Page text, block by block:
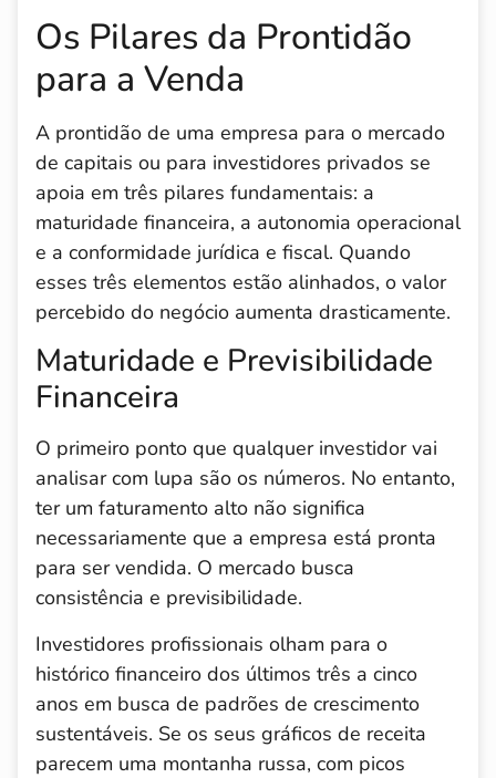
Os Pilares da Prontidão
para a Venda
A prontidão de uma empresa para o mercado
de capitais ou para investidores privados se
apoia em três pilares fundamentais: a
maturidade financeira, a autonomia operacional
e a conformidade jurídica e fiscal. Quando
esses três elementos estão alinhados, o valor
percebido do negócio aumenta drasticamente.
Maturidade e Previsibilidade
Financeira
O primeiro ponto que qualquer investidor vai
analisar com lupa são os números. No entanto,
ter um faturamento alto não significa
necessariamente que a empresa está pronta
para ser vendida. O mercado busca
consistência e previsibilidade.
Investidores profissionais olham para o
histórico financeiro dos últimos três a cinco
anos em busca de padrões de crescimento
sustentáveis. Se os seus gráficos de receita
parecem uma montanha russa, com picos